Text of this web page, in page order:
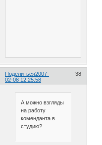
Поделиться 38
2007-
02-08 12:25:58
А можно взгляды
на работу
коменданта в
студию?